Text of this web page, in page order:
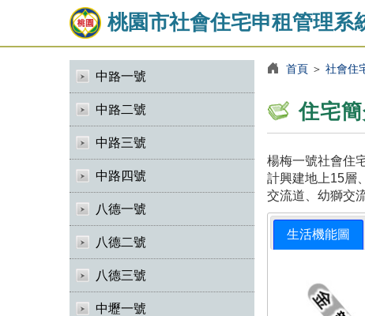
桃園市社會住宅申租管理系
中路一號
中路二號
中路三號
中路四號
八德一號
八德二號
八德三號
中壢一號
首頁＞ 社會住
住宅
楊梅一號社會住
計興建地上15層
交流道、幼獅交
生活機能圖